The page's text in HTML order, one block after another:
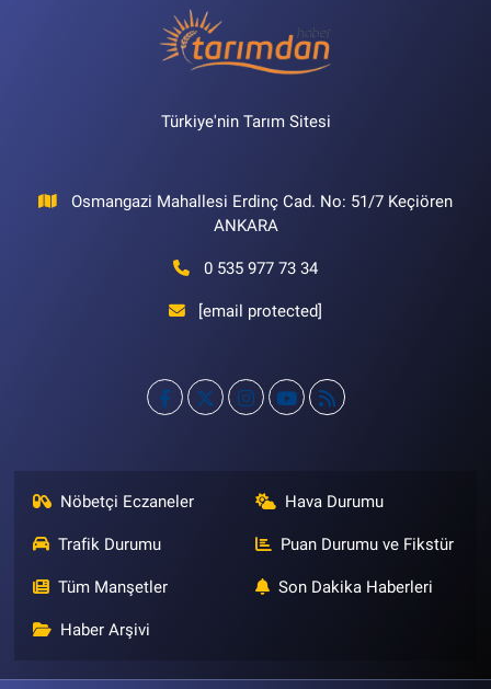
Türkiye'nin Tarım Sitesi
Osmangazi Mahallesi Erdinç Cad. No: 51/7 Keçiören
ANKARA
0 535 977 73 34
[email protected]
Nöbetçi Eczaneler Hava Durumu
Trafik Durumu Puan Durumu ve Fikstür
Tüm Manşetler Son Dakika Haberleri
Haber Arşivi